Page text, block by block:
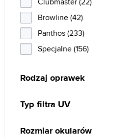
Tom Ford (2)
Tommy Hilfiger (19)
Tommy Jeans (1)
Web (1)
Browline (42)
Panthos (233)
Specjalne (156)
Rodzaj oprawek
Typ filtra UV
Rozmiar okularów